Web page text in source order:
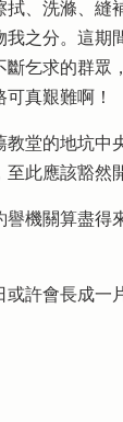
、洗滌、縫
之分。這期
乞求的群眾
真艱難啊！
堂的地坑中
此應該豁然
機關算盡得
許會長成一